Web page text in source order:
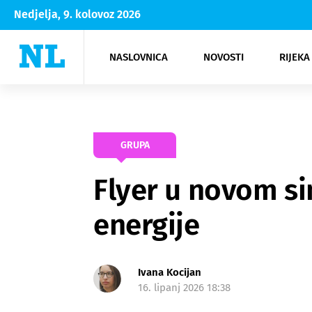
Nedjelja, 9. kolovoz 2026
NASLOVNICA NOVOSTI
Rijeka Opatija
NK
Moda
Kultura
GRUPA
Flyer u novom
energije
Ivana Kocijan
16. lipanj 2026 18:38